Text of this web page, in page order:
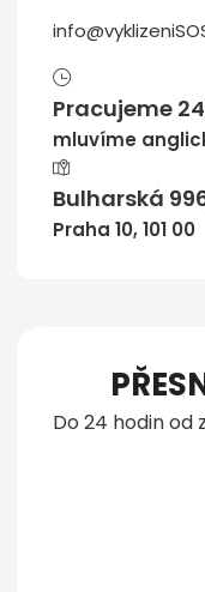
Pracujeme
mluvíme
Bulharská
Praha 10, 101 00
Do 24 hodin